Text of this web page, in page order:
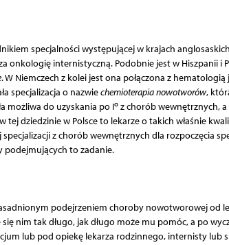
specjalności występującej w krajach
onkologię internistyczną. Podobnie jest w Hiszpanii i
. W Niemczech z kolei jest ona połączona z hematologią
specjalizacja o nazwiechemioterapia nowotworów,
możliwa do uzyskania po Ioz chorób wewnętrznych, a
dziedzinie w Polsce to lekarze o takich właśnie
z chorób wewnętrznych dla rozpoczęcia
podejmujących to zadanie.
podejrzeniem choroby nowotworowej od
nim tak długo, jak długo może mu pomóc, a po
lub pod opiekę lekarza rodzinnego, internisty lub